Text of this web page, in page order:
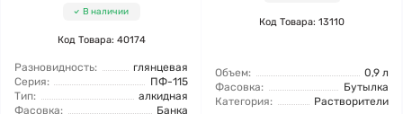
В наличии
Код Товара: 40174
Разновидность:
глянцевая
Серия:
ПФ-115
Тип:
алкидная
Фасовка:
Банка
Код Товара: 13110
Объем:
0,9 л
Фасовка:
Бутылка
Категория:
Растворители